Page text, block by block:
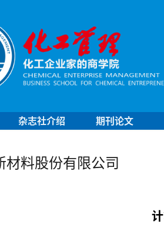
杂志社介绍 期刊论文
材料股份有限公司